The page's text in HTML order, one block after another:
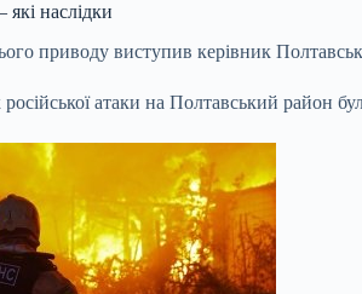
наслідки
приводу виступив керівник
атаки на Полтавський район